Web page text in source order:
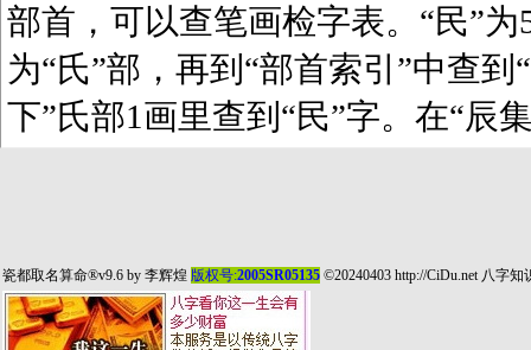
部首，可以查笔画检字表。“民”
为“氏”部，再到“部首索引”中查到
下”氏部1画里查到“民”字。在“辰
瓷都取名算命®v9.6 by 李辉煌 版权号:2005SR05135 ©20240403 http://CiDu.net 八字知